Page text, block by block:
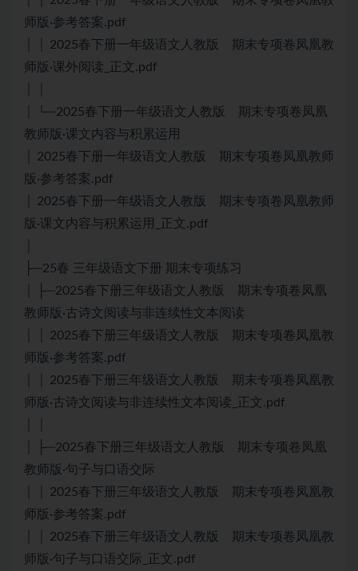
师版·参考答案.pdf
│ │ 2025春下册一年级语文人教版 期末专项卷凤凰教
师版·课外阅读_正文.pdf
│ └─2025春下册一年级语文人教版 期末专项卷凤凰
教师版·课文内容与积累运用
│ 2025春下册一年级语文人教版 期末专项卷凤凰教师
版·参考答案.pdf
│ 2025春下册一年级语文人教版 期末专项卷凤凰教师
版·课文内容与积累运用_正文.pdf
├─25春 三年级语文下册 期末专项练习
│ ├─2025春下册三年级语文人教版 期末专项卷凤凰
教师版·古诗文阅读与非连续性文本阅读
│ │ 2025春下册三年级语文人教版 期末专项卷凤凰教
师版·参考答案.pdf
│ │ 2025春下册三年级语文人教版 期末专项卷凤凰教
师版·古诗文阅读与非连续性文本阅读_正文.pdf
│ ├─2025春下册三年级语文人教版 期末专项卷凤凰
教师版·句子与口语交际
│ │ 2025春下册三年级语文人教版 期末专项卷凤凰教
师版·参考答案.pdf
│ │ 2025春下册三年级语文人教版 期末专项卷凤凰教
师版·句子与口语交际_正文.pdf